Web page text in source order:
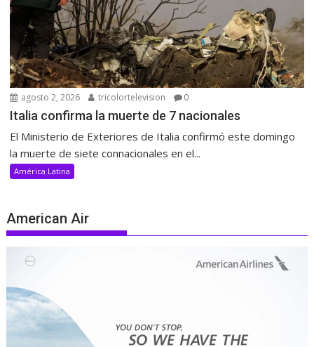
agosto 2, 2026 tricolortelevision 0
Italia confirma la muerte de 7 nacionales
El Ministerio de Exteriores de Italia confirmó este domingo
la muerte de siete connacionales en el...
América Latina
American Air